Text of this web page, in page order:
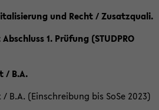
und Recht / Zusatzquali.
1. Prüfung (STUDPRO
/ B.A.
B.A. (Einschreibung bis SoSe 2023)